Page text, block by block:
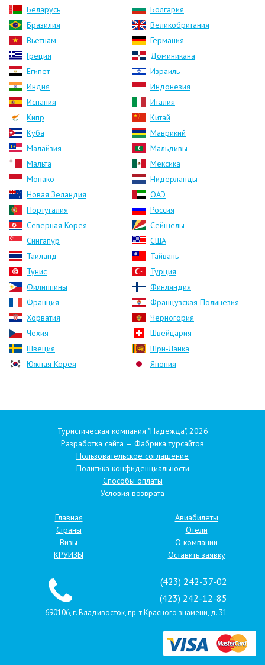
Беларусь
Болгария
Бразилия
Великобритания
Вьетнам
Германия
Греция
Доминикана
Египет
Израиль
Индия
Индонезия
Испания
Италия
Кипр
Китай
Куба
Маврикий
Малайзия
Мальдивы
Мальта
Мексика
Монако
Нидерланды
Новая Зеландия
ОАЭ
Португалия
Россия
Северная Корея
Сейшелы
Сингапур
США
Таиланд
Тайвань
Тунис
Турция
Филиппины
Финляндия
Франция
Французская Полинезия
Хорватия
Черногория
Чехия
Швейцария
Швеция
Шри-Ланка
Южная Корея
Япония
Туристическая компания "Надежда", 2026
Разработка сайта — Фабрика турсайтов
Пользовательское соглашение
Политика конфиденциальности
Способы оплаты
Условия возврата
Главная
Страны
Визы
КРУИЗЫ
Авиабилеты
Отели
О компании
Оставить заявку
(423) 242-37-02
(423) 242-12-85
690106, г. Владивосток, пр-т Красного знамени, д. 31